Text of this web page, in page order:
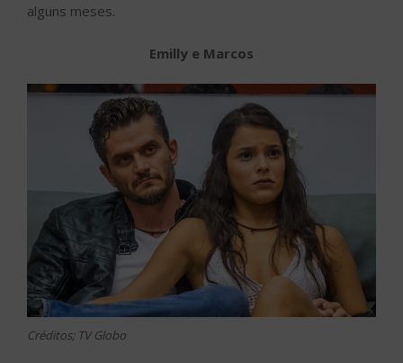
alguns meses.
Emilly e Marcos
Créditos; TV Globo